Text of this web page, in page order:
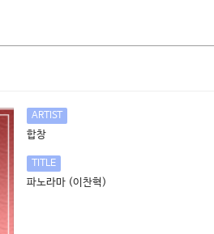
ARTIST
합창
TITLE
파노라마 (이찬혁)